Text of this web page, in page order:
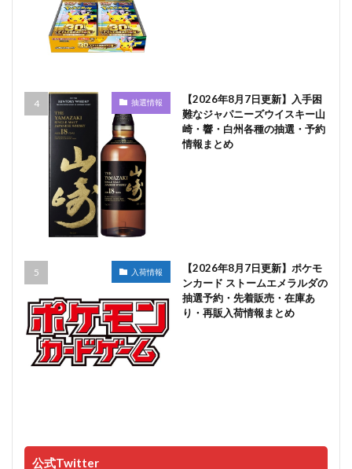
抽選情報
【2026年8月7日更新】入手困
難なジャパニーズウイスキー山
崎・響・白州各種の抽選・予約
情報まとめ
入荷情報
【2026年8月7日更新】ポケモ
ンカード ストームエメラルダの
抽選予約・先着販売・在庫あ
り・再販入荷情報まとめ
公式Twitter